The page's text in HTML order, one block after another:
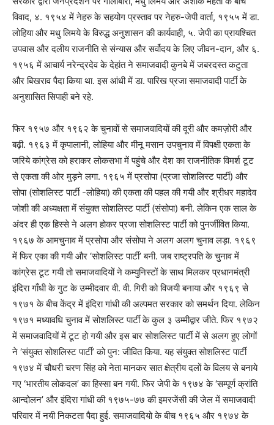
विवाद, ४. १९५४ में नेहरु के सहयोग प्रस्ताव पर नेहरु-जेपी वार्ता, १९५५ में डा.
लोहिया और मधु लिमये के विरुद्ध अनुशासन की कार्यवाही, ५. जेपी का प्रायश्चित
उपवास और दलीय राजनीति से संन्यास और सर्वोदय के लिए जीवन-दान, और ६.
१९५६ में आचार्य नरेन्द्रदेव के देहांत ने समाजवादी कुनबे में जबरदस्त कटुता
और बिखराव पैदा किया था. इस आंधी में डा. पारिख प्रजा समाजवादी पार्टी के
अनुशासित सिपाही बने रहे.
फिर १९५७ और १९६२ के चुनावों से समाजवादियों की दूरी और कमज़ोरी और
बढ़ी. १९६३ में कृपालानी, लोहिया और मीनू मसान उपचुनाव में विपक्षी एकता के
जरिये कांग्रेस को हराकर लोकसभा में पहुंचे और देश का राजनीतिक विमर्श टूट
से एकता की ओर मुड़ने लगा. १९६५ में प्रसोपा (प्रजा सोशलिस्ट पार्टी) और
सोपा (सोशलिस्ट पार्टी -लोहिया) की एकता की पहल की गयी और श्रीधर महादेव
जोशी की अध्यक्षता में संयुक्त सोशलिस्ट पार्टी (संसोपा) बनी. लेकिन एक साल के
अंदर ही एक हिस्से ने अलग होकर प्रजा सोशलिस्ट पार्टी को पुनर्जीवित किया.
१९६७ के आमचुनाव में प्रसोपा और संसोपा ने अलग अलग चुनाव लड़ा. १९६९
में फिर एका की गयी और ‘सोशलिस्ट पार्टी’ बनी. जब राष्ट्रपति के चुनाव में
कांग्रेस टूट गयी तो समाजवादियों ने कम्युनिस्टों के साथ मिलकर प्रधानमंत्री
इंदिरा गाँधी के गुट के उम्मीदवार वी. वी. गिरी को विजयी बनाया और १९६९ से
१९७१ के बीच केंद्र में इंदिरा गांधी की अल्पमत सरकार को समर्थन दिया. लेकिन
१९७१ मध्यावधि चुनाव में सोशलिस्ट पार्टी के कुल ३ उम्मीद्वार जीते. फिर १९७२
में समाजवादियों में टूट हो गयी और इस बार सोशलिस्ट पार्टी में से अलग हुए लोगों
ने ‘संयुक्त सोशलिस्ट पार्टी’ को पुन: जीवित किया. यह संयुक्त सोशलिस्ट पार्टी
१९७४ में चौधरी चरण सिंह को नेता मानकर सात क्षेत्रीय दलों के विलय से बनाये
गए ‘भारतीय लोकदल’ का हिस्सा बन गयी. फिर जेपी के १९७४ के ‘सम्पूर्ण क्रांति
आन्दोलन’ और इंदिरा गांधी की १९७५-७७ की इमरजेंसी की जेल में समाजवादी
परिवार में नयी निकटता पैदा हुई. समाजवादियो के बीच १९६५ और १९७४ के